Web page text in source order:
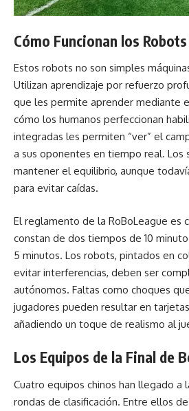
Cómo Funcionan los
Estos robots no son simples
Utilizan aprendizaje por refuerzo
que les permite aprender mediante
cómo los humanos perfeccionan
integradas les permiten “ver” el
a sus oponentes en tiempo real. Los
mantener el equilibrio, aunque
para evitar caídas.
El reglamento de la RoBoLeague es
constan de dos tiempos de 10
5 minutos. Los robots, pintados en
evitar interferencias, deben ser
autónomos. Faltas como choques
jugadores pueden resultar en
añadiendo un toque de realismo al
Los Equipos de la Final de
Cuatro equipos chinos han llegado a
rondas de clasificación. Entre ellos